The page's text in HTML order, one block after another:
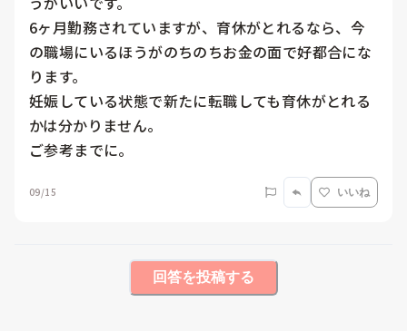
6ヶ月勤務されていますが、育休がとれるなら、今
の職場にいるほうがのちのちお金の面で好都合にな
ります。
妊娠している状態で新たに転職しても育休がとれる
かは分かりません。
09/15 いいね
回答を投稿する